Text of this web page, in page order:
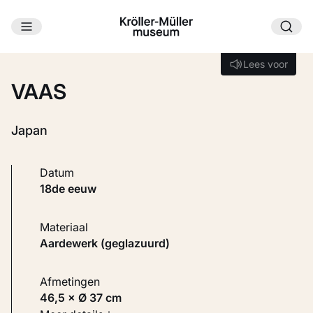
Ga naar hoofdinhoud
Lees voor
Lees voor
VAAS
Japan
Datum
18de eeuw
Materiaal
Aardewerk (geglazuurd)
Afmetingen
46,5 × Ø 37 cm